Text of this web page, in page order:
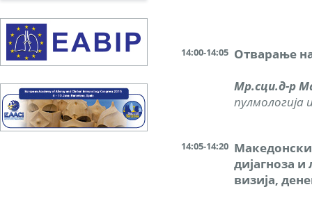
14:00-14:05 Отварање
Мр.сци.д-р
пулмологија
14:05-14:20
дијагноза
визија,